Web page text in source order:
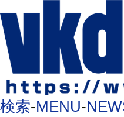
検索-MENU-